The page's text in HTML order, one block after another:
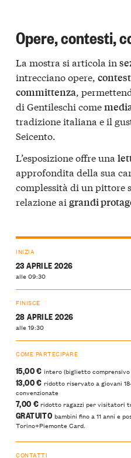
Opere, contesti,
La mostra si articola in
intrecciano opere,
committenza,
di Gentileschi come
tradizione italiana e il
Seicento.
L’esposizione offre una
approfondita della sua
complessità di un pittore
relazione ai grandi
INIZIA
23 APRILE 2026
alle 09:30
FINISCE
28 APRILE 2026
alle 19:30
COME PARTECIPARE
15,00 €intero (biglietto
13,00 € ridotto riservato a giovani
convenzionate
7,00 €ridotto ragazzi per visitatori
GRATUITO bambini fino a 11 anni e
Torino+Piemonte Card.
CONTATTI